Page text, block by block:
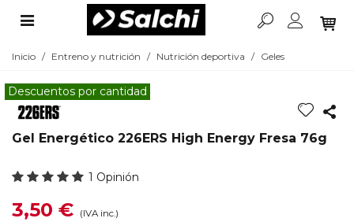
Inicio / Entreno y nutrición / Nutrición deportiva / Geles
Descuentos por cantidad
Gel Energético 226ERS High Energy Fresa 76g
1 Opinión
3,50 € (IVA inc.)